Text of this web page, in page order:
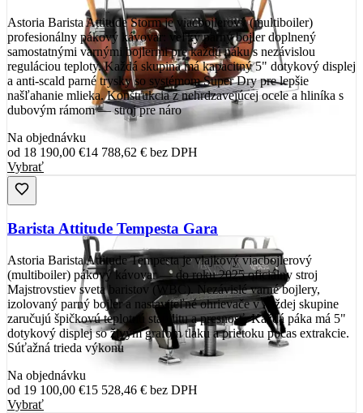
Astoria Barista Attitude Storm je viacbojlerový (multiboiler)
profesionálny pákový kávovar: veľký parný bojler doplnený
samostatnými varnými bojlermi pre každú páku s nezávislou
reguláciou teploty. Každá skupina má kapacitný 5" dotykový displej
a anti-scald parné trysky so systémom Super Dry pre lepšie
našľahanie mlieka. Konštrukcia z nehrdzavejúcej ocele a hliníka s
dubovým rámom — stroj pre náro
Na objednávku
od 18 190,00 €14 788,62 € bez DPH
Vybrať
Barista Attitude Tempesta Gara
Astoria Barista Attitude Tempesta je vlajkový viacbojlerový
(multiboiler) pákový kávovar — do roku 2025 oficiálny stroj
Majstrovstiev sveta baristov (WBC). Nezávislé varné bojlery,
izolovaný parný bojler a nastaviteľné ohrievače v každej skupine
zaručujú špičkovú teplotnú stabilitu a presnosť. Každá páka má 5"
dotykový displej so živým grafom tlaku a prietoku počas extrakcie.
Súťažná trieda výkonu
Na objednávku
od 19 100,00 €15 528,46 € bez DPH
Vybrať